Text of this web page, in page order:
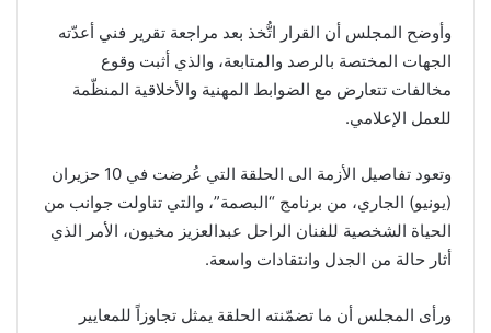
وأوضح المجلس أن القرار اتُّخذ بعد مراجعة تقرير فني أعدّته
الجهات المختصة بالرصد والمتابعة، والذي أثبت وقوع
مخالفات تتعارض مع الضوابط المهنية والأخلاقية المنظّمة
للعمل الإعلامي.
وتعود تفاصيل الأزمة الى الحلقة التي عُرضت في 10 حزيران
(يونيو) الجاري، من برنامج “البصمة”، والتي تناولت جوانب من
الحياة الشخصية للفنان الراحل عبدالعزيز مخيون، الأمر الذي
أثار حالة من الجدل وانتقادات واسعة.
ورأى المجلس أن ما تضمّنته الحلقة يمثل تجاوزاً للمعايير